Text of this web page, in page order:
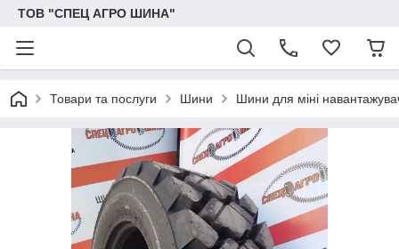
ТОВ "СПЕЦ АГРО ШИНА"
Товари та послуги Шини Шини для міні